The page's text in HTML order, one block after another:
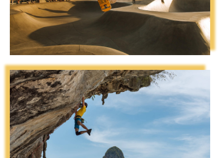
WATER SPORTS